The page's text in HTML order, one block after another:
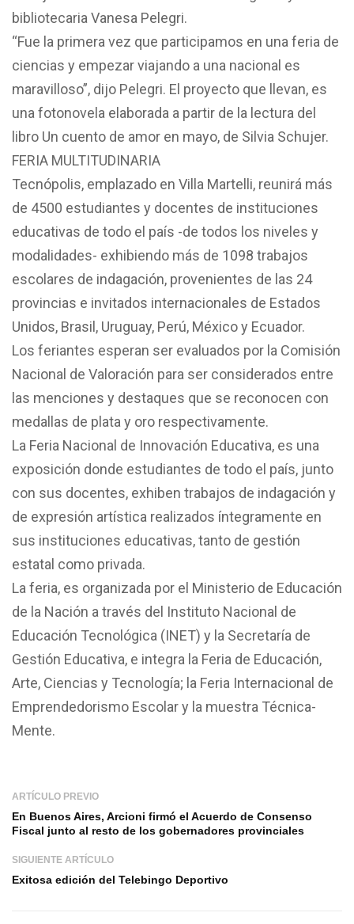
bibliotecaria Vanesa Pelegri.
“Fue la primera vez que participamos en una feria de
ciencias y empezar viajando a una nacional es
maravilloso”, dijo Pelegri. El proyecto que llevan, es
una fotonovela elaborada a partir de la lectura del
libro Un cuento de amor en mayo, de Silvia Schujer.
FERIA MULTITUDINARIA
Tecnópolis, emplazado en Villa Martelli, reunirá más
de 4500 estudiantes y docentes de instituciones
educativas de todo el país -de todos los niveles y
modalidades- exhibiendo más de 1098 trabajos
escolares de indagación, provenientes de las 24
provincias e invitados internacionales de Estados
Unidos, Brasil, Uruguay, Perú, México y Ecuador.
Los feriantes esperan ser evaluados por la Comisión
Nacional de Valoración para ser considerados entre
las menciones y destaques que se reconocen con
medallas de plata y oro respectivamente.
La Feria Nacional de Innovación Educativa, es una
exposición donde estudiantes de todo el país, junto
con sus docentes, exhiben trabajos de indagación y
de expresión artística realizados íntegramente en
sus instituciones educativas, tanto de gestión
estatal como privada.
La feria, es organizada por el Ministerio de Educación
de la Nación a través del Instituto Nacional de
Educación Tecnológica (INET) y la Secretaría de
Gestión Educativa, e integra la Feria de Educación,
Arte, Ciencias y Tecnología; la Feria Internacional de
Emprendedorismo Escolar y la muestra Técnica-
Mente.
ARTÍCULO PREVIO
En Buenos Aires, Arcioni firmó el Acuerdo de Consenso
Fiscal junto al resto de los gobernadores provinciales
SIGUIENTE ARTÍCULO
Exitosa edición del Telebingo Deportivo